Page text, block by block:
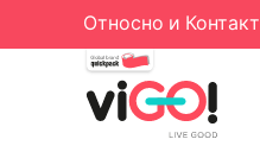
Относно и Контакт